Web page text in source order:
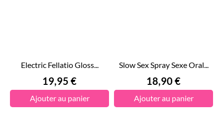
Electric Fellatio Gloss...
Prix
19,95 €
Ajouter au panier
Slow Sex Spray Sexe Oral...
Prix
18,90 €
Ajouter au panier